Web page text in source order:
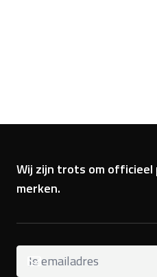
Wij zijn trots om officieel
merken.